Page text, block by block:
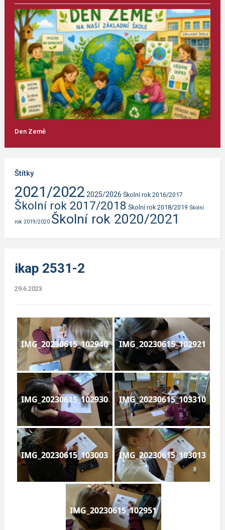
Den Země
Štítky
2021/2022 2025/2026 Školní rok 2016/2017
Školní rok 2017/2018 Školní rok 2018/2019 Školní
rok 2019/2020 Školní rok 2020/2021
ikap 2531-2
29.6.2023
IMG_20230615_102940 IMG_20230615_102921
IMG_20230615_102930 IMG_20230615_103310
IMG_20230615_103003 IMG_20230615_103013
IMG_20230615_102951